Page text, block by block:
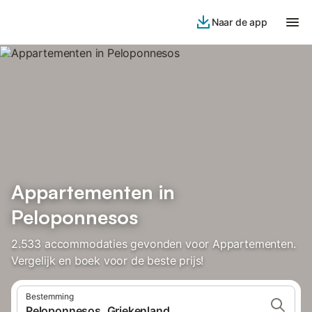
Naar de app
Appartementen in
Peloponnesos
2.533 accommodaties gevonden voor Appartementen.
Vergelijk en boek voor de beste prijs!
Bestemming